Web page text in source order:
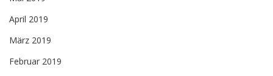
April 2019
März 2019
Februar 2019